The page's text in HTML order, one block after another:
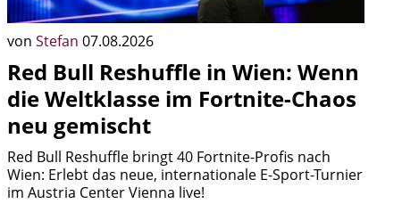
von Stefan 07.08.2026
Red Bull Reshuffle in Wien: Wenn
die Weltklasse im Fortnite-Chaos
neu gemischt
Red Bull Reshuffle bringt 40 Fortnite-Profis nach
Wien: Erlebt das neue, internationale E-Sport-Turnier
im Austria Center Vienna live!